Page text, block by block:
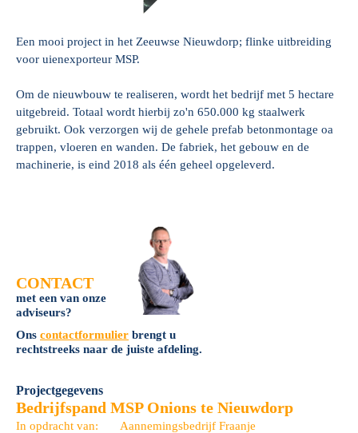
Een mooi project in het Zeeuwse Nieuwdorp; flinke uitbreiding
voor uienexporteur MSP.
Om de nieuwbouw te realiseren, wordt het bedrijf met 5 hectare
uitgebreid. Totaal wordt hierbij zo'n 650.000 kg staalwerk
gebruikt. Ook verzorgen wij de gehele prefab betonmontage oa
trappen, vloeren en wanden. De fabriek, het gebouw en de
machinerie, is eind 2018 als één geheel opgeleverd.
CONTACT
met een van onze
adviseurs?
Ons contactformulier brengt u
rechtstreeks naar de juiste afdeling.
Projectgegevens
Bedrijfspand MSP Onions te Nieuwdorp
In opdracht van:
Aannemingsbedrijf Fraanje